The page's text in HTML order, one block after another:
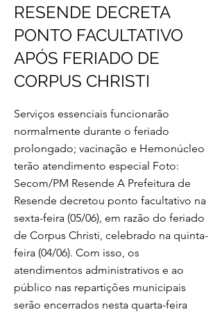
RESENDE DECRETA
PONTO FACULTATIVO
APÓS FERIADO DE
CORPUS CHRISTI
Serviços essenciais funcionarão
normalmente durante o feriado
prolongado; vacinação e Hemonúcleo
terão atendimento especial Foto:
Secom/PM Resende A Prefeitura de
Resende decretou ponto facultativo na
sexta-feira (05/06), em razão do feriado
de Corpus Christi, celebrado na quinta-
feira (04/06). Com isso, os
atendimentos administrativos e ao
público nas repartições municipais
serão encerrados nesta quarta-feira